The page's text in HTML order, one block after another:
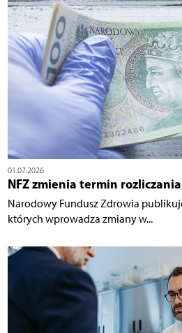
01.07.2026
NFZ zmienia termin
Narodowy Fundusz Zdrowia
których wprowadza zmiany w...